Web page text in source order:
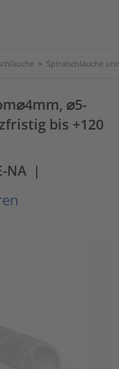
> Spiralschläuche
⌀5-
bis +120
NA |